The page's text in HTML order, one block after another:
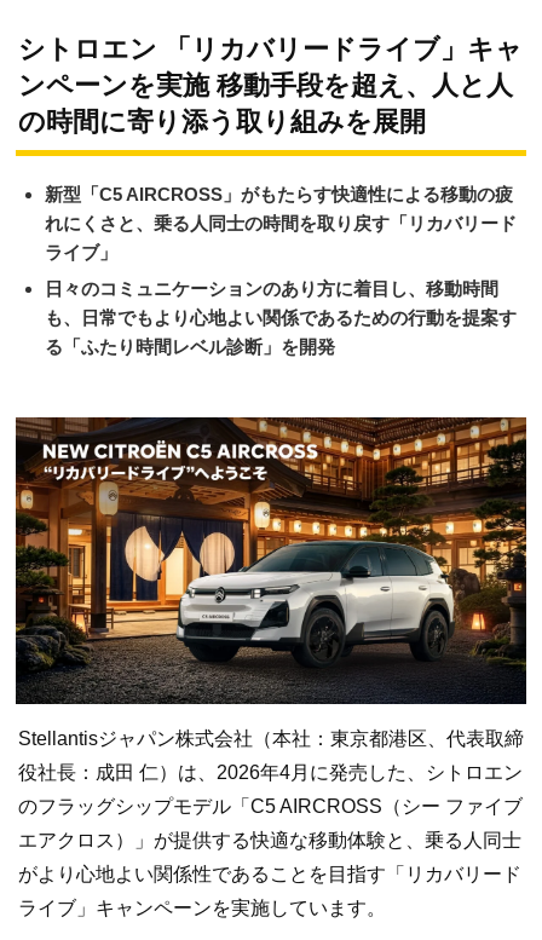
シトロエン 「リカバリードライブ」キャ
ンペーンを実施 移動手段を超え、人と人
の時間に寄り添う取り組みを展開
新型「C5 AIRCROSS」がもたらす快適性による移動の疲
れにくさと、乗る人同士の時間を取り戻す「リカバリード
ライブ」
日々のコミュニケーションのあり方に着目し、移動時間
も、日常でもより心地よい関係であるための行動を提案す
る「ふたり時間レベル診断」を開発
Stellantisジャパン株式会社（本社：東京都港区、代表取締
役社長：成田 仁）は、2026年4月に発売した、シトロエン
のフラッグシップモデル「C5 AIRCROSS（シー ファイブ
エアクロス）」が提供する快適な移動体験と、乗る人同士
がより心地よい関係性であることを目指す「リカバリード
ライブ」キャンペーンを実施しています。